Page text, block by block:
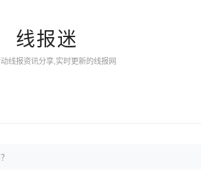
线报迷
线报资讯分享,实时更新的线报网